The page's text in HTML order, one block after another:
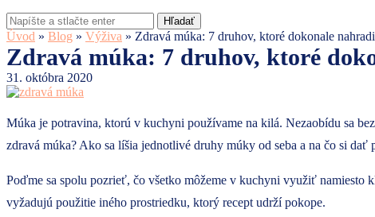
Hľadať
Úvod » Blog » Výživa » Zdravá múka: 7 druhov, ktoré dokonale
Zdravá múka: 7 druhov, ktoré
31. októbra 2020
Múka je potravina, ktorú v kuchyni používame na kilá. Nezaobídu sa
zdravá múka? Ako sa líšia jednotlivé druhy múky od seba a na čo si dať
Poďme sa spolu pozrieť, čo všetko môžeme v kuchyni využiť
vyžadujú použitie iného prostriedku, ktorý recept udrží pokope.